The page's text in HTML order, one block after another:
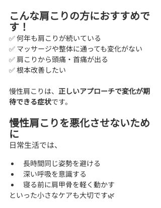
こんな肩こりの方におすすめで
す！
✅ 何年も肩こりが続いている
✅ マッサージや整体に通っても変化がない
✅ 肩こりから頭痛・首痛が出る
✅ 根本改善したい
慢性肩こりは、 正しいアプローチで変化が期
待できる症状です。
慢性肩こりを悪化させないため
に
日常生活では、
長時間同じ姿勢を避ける
深い呼吸を意識する
寝る前に肩甲骨を軽く動かす
といった小さなケアも大切です🌿